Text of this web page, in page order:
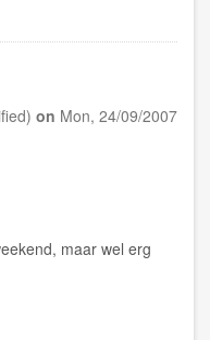
on Mon, 24/09/2007
maar wel erg